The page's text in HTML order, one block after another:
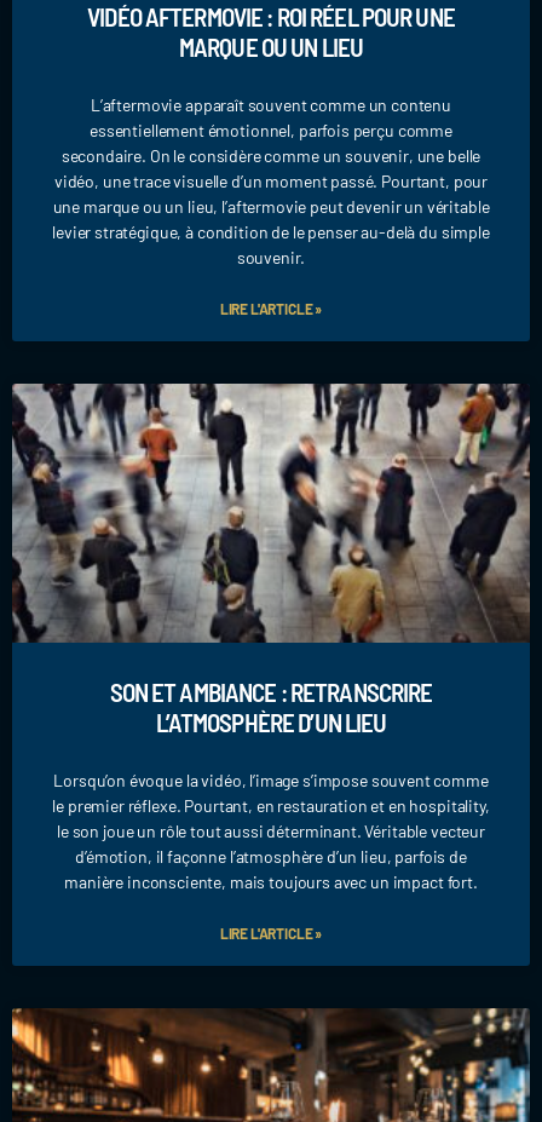
VIDÉO AFTERMOVIE : ROI RÉEL POUR UNE
MARQUE OU UN LIEU
L’aftermovie apparaît souvent comme un contenu
essentiellement émotionnel, parfois perçu comme
secondaire. On le considère comme un souvenir, une belle
vidéo, une trace visuelle d’un moment passé. Pourtant, pour
une marque ou un lieu, l’aftermovie peut devenir un véritable
levier stratégique, à condition de le penser au-delà du simple
souvenir.
LIRE L'ARTICLE »
SON ET AMBIANCE : RETRANSCRIRE
L’ATMOSPHÈRE D’UN LIEU
Lorsqu’on évoque la vidéo, l’image s’impose souvent comme
le premier réflexe. Pourtant, en restauration et en hospitality,
le son joue un rôle tout aussi déterminant. Véritable vecteur
d’émotion, il façonne l’atmosphère d’un lieu, parfois de
manière inconsciente, mais toujours avec un impact fort.
LIRE L'ARTICLE »